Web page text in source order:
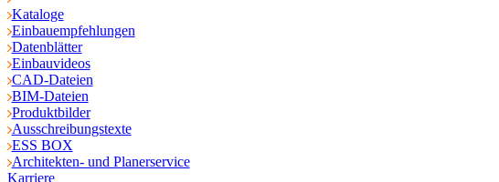
Kataloge
Einbauempfehlungen
Datenblätter
Einbauvideos
CAD-Dateien
BIM-Dateien
Produktbilder
Ausschreibungstexte
ESS BOX
Architekten- und Planerservice
Karriere